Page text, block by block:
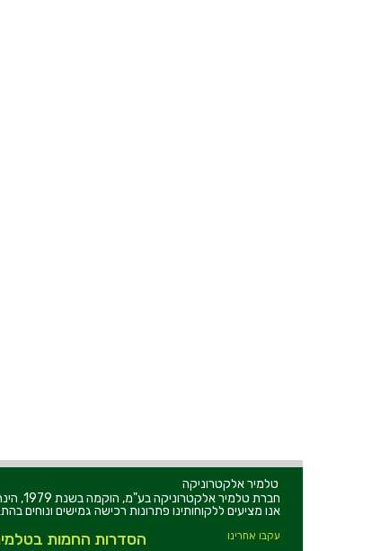
טלמיר אלקטרוניקה
חברת
אנו מציעים ללקוחותינו פתרונות רכישה גמישים ונוחים
עקבו אחרינו הסדרות החמות